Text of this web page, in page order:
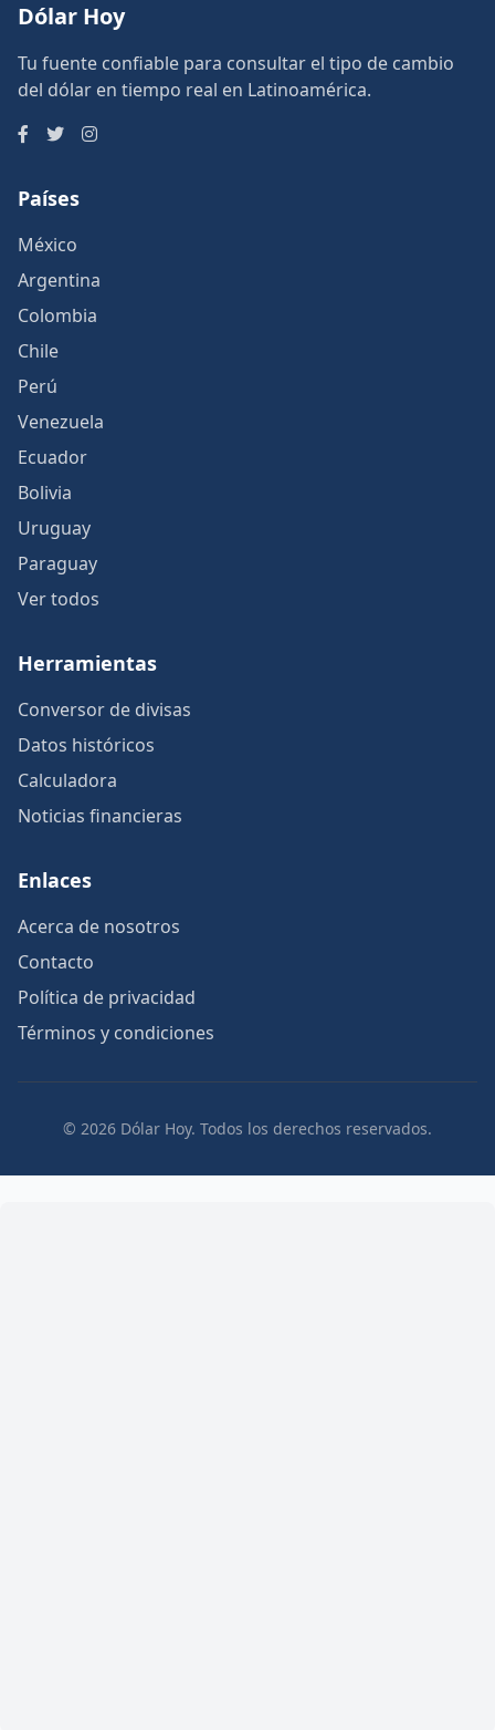
Dólar Hoy
Tu fuente confiable para consultar el tipo de cambio
del dólar en tiempo real en Latinoamérica.
Países
México
Argentina
Colombia
Chile
Perú
Venezuela
Ecuador
Bolivia
Uruguay
Paraguay
Ver todos
Herramientas
Conversor de divisas
Datos históricos
Calculadora
Noticias financieras
Enlaces
Acerca de nosotros
Contacto
Política de privacidad
Términos y condiciones
© 2026 Dólar Hoy. Todos los derechos reservados.